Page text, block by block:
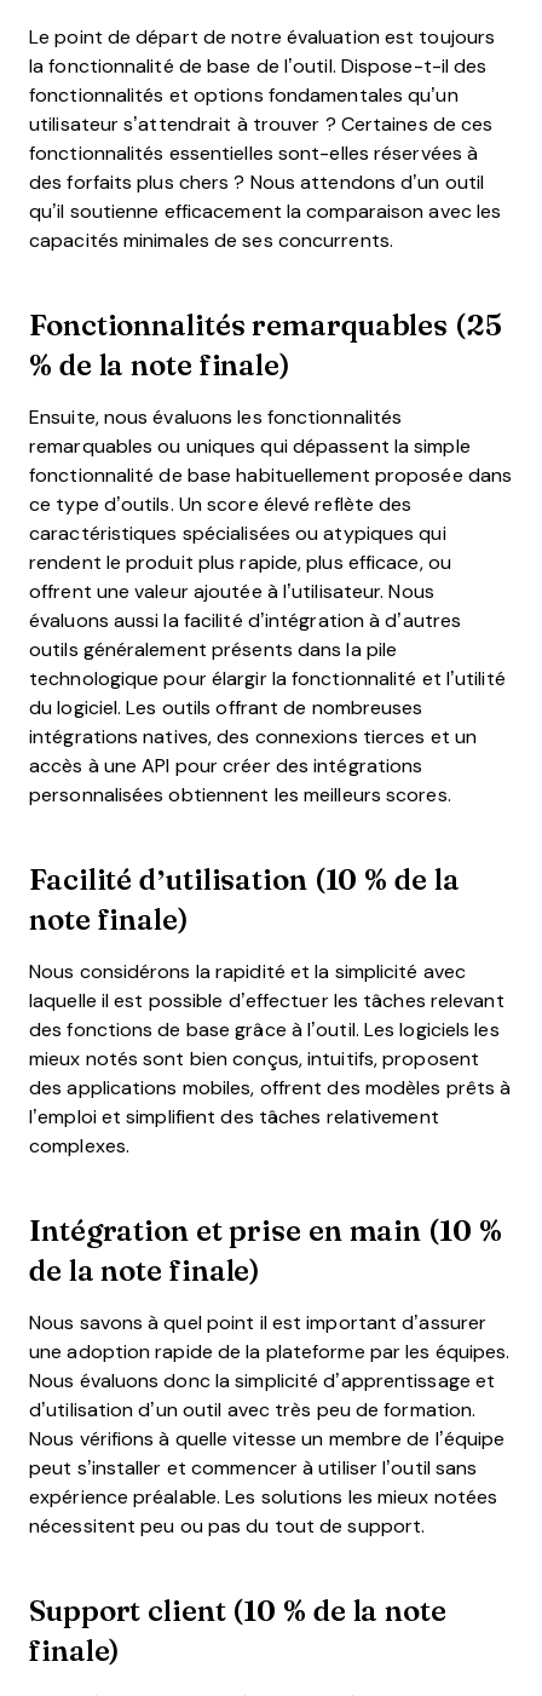
Le point de départ de notre évaluation est toujours
la fonctionnalité de base de l’outil. Dispose-t-il des
fonctionnalités et options fondamentales qu’un
utilisateur s’attendrait à trouver ? Certaines de ces
fonctionnalités essentielles sont-elles réservées à
des forfaits plus chers ? Nous attendons d’un outil
qu’il soutienne efficacement la comparaison avec les
capacités minimales de ses concurrents.
Fonctionnalités remarquables (25
% de la note finale)
Ensuite, nous évaluons les fonctionnalités
remarquables ou uniques qui dépassent la simple
fonctionnalité de base habituellement proposée dans
ce type d’outils. Un score élevé reflète des
caractéristiques spécialisées ou atypiques qui
rendent le produit plus rapide, plus efficace, ou
offrent une valeur ajoutée à l’utilisateur. Nous
évaluons aussi la facilité d’intégration à d’autres
outils généralement présents dans la pile
technologique pour élargir la fonctionnalité et l’utilité
du logiciel. Les outils offrant de nombreuses
intégrations natives, des connexions tierces et un
accès à une API pour créer des intégrations
personnalisées obtiennent les meilleurs scores.
Facilité d’utilisation (10 % de la
note finale)
Nous considérons la rapidité et la simplicité avec
laquelle il est possible d’effectuer les tâches relevant
des fonctions de base grâce à l’outil. Les logiciels les
mieux notés sont bien conçus, intuitifs, proposent
des applications mobiles, offrent des modèles prêts à
l’emploi et simplifient des tâches relativement
complexes.
Intégration et prise en main (10 %
de la note finale)
Nous savons à quel point il est important d’assurer
une adoption rapide de la plateforme par les équipes.
Nous évaluons donc la simplicité d’apprentissage et
d’utilisation d’un outil avec très peu de formation.
Nous vérifions à quelle vitesse un membre de l’équipe
peut s’installer et commencer à utiliser l’outil sans
expérience préalable. Les solutions les mieux notées
nécessitent peu ou pas du tout de support.
Support client (10 % de la note
finale)